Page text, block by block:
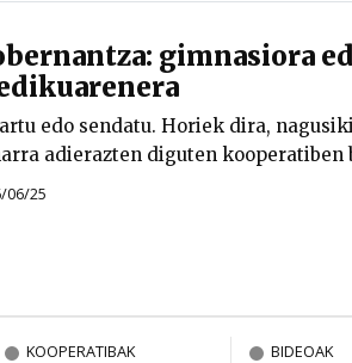
gimnasiora
edo sendatu. Horiek dira,
adierazten diguten kooperatiben
06/25
KOOPERATIBAK BIDEOAK